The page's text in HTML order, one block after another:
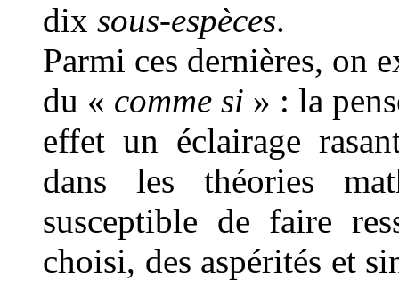
dix sous-espèces.
Parmi ces dernières, on
du « comme si » : la
effet un éclairage
dans les théories
susceptible de faire
choisi, des aspérités et